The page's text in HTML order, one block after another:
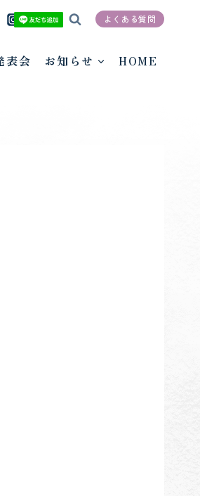
よくある質問
表会 お知らせ HOME